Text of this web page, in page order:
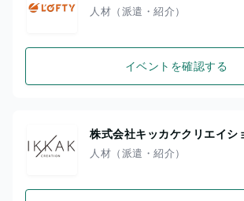
人材（派遣・紹介）
イベントを確認する
株式会社キッカケクリエイシ
人材（派遣・紹介）